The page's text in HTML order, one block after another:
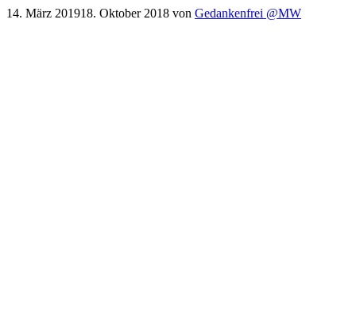
14. März 201918. Oktober 2018 von Gedankenfrei @MW